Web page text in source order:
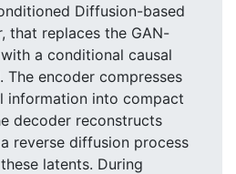
Diffusion-based
that replaces the GAN-
a conditional causal
The encoder compresses
information into compact
decoder reconstructs
reverse diffusion process
latents. During